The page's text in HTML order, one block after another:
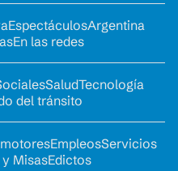
EspectáculosArgentina
En las redes
SaludTecnología
del tránsito
EmpleosServicios
MisasEdictos